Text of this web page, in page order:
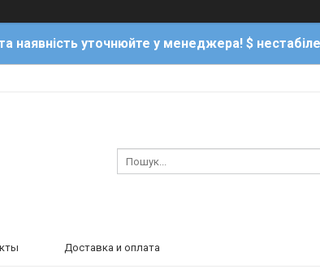
наявність уточнюйте у менеджера! $
Доставка и оплата